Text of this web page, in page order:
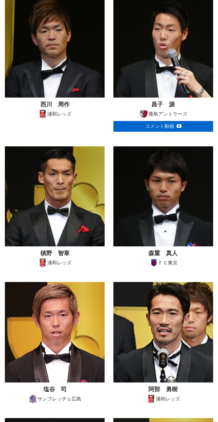
西川 周作
浦和レッズ
昌子 源
鹿島アントラーズ
コメント動画
槙野 智章
浦和レッズ
森重 真人
ＦＣ東京
塩谷 司
サンフレッチェ広島
阿部 勇樹
浦和レッズ